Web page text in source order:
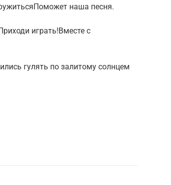
наша песня.
играть!Вместе с
гулять по залитому солнцем